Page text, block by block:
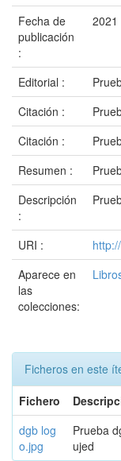
Fecha de
publicación
:
2021
Editorial :
Citación :
Citación :
Resumen :
Descripción
:
URI :
Aparece en
las
colecciones:
Ficheros en este
Fichero
dgb log
o.jpg
Prueba
ujed